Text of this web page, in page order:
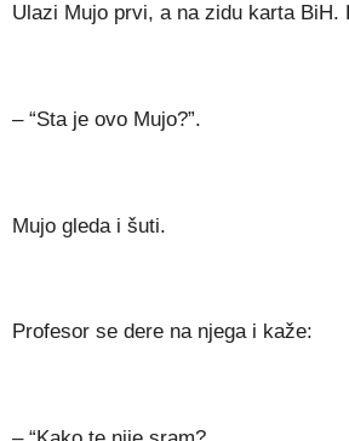
Ulazi Mujo prvi, a na zidu karta BiH.
– “Sta je ovo Mujo?”.
Mujo gleda i šuti.
Profesor se dere na njega i kaže: